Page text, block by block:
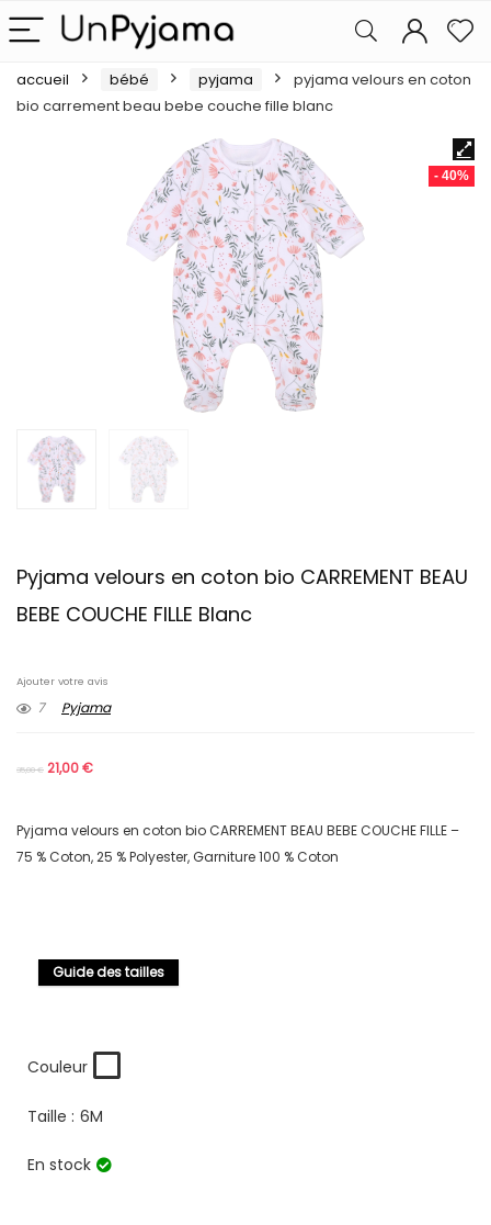
accueil bébé pyjama
pyjama velours en coton
bio carrement beau bebe couche fille blanc
- 40%
Pyjama velours en coton bio CARREMENT BEAU
BEBE COUCHE FILLE Blanc
Ajouter votre avis
7 Pyjama
35,00€ 21,00€
Pyjama velours en coton bio CARREMENT BEAU BEBE COUCHE FILLE –
75 % Coton, 25 % Polyester, Garniture 100 % Coton
Guide des tailles
Couleur
Taille : 6M
En stock